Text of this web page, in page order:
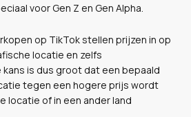
voor Gen Z en Gen Alpha.
op TikTok stellen prijzen in op
locatie en zelfs
is dus groot dat een bepaald
tegen een hogere prijs wordt
locatie of in een ander land